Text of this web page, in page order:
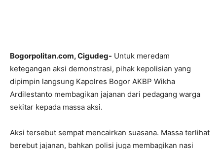
Bogorpolitan.com, Cigudeg- Untuk meredam
ketegangan aksi demonstrasi, pihak kepolisian yang
dipimpin langsung Kapolres Bogor AKBP Wikha
Ardilestanto membagikan jajanan dari pedagang warga
sekitar kepada massa aksi.
Aksi tersebut sempat mencairkan suasana. Massa terlihat
berebut jajanan, bahkan polisi juga membagikan nasi